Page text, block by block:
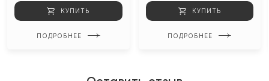
КУПИТЬ
ПОДРОБНЕЕ
КУПИТЬ
ПОДРОБНЕЕ